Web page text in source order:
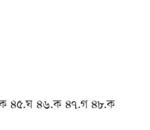
৪৫.ঘ ৪৬.ক ৪৭.গ ৪৮.ক